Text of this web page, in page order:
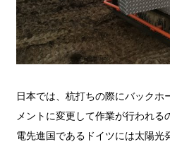
日本では、杭打ちの際にバックホ
メントに変更して作業が行われ
電先進国であるドイツには太陽光